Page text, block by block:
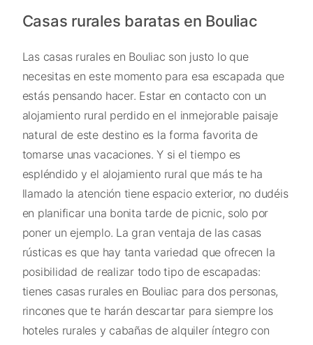
Casas rurales baratas en Bouliac
Las casas rurales en Bouliac son justo lo que
necesitas en este momento para esa escapada que
estás pensando hacer. Estar en contacto con un
alojamiento rural perdido en el inmejorable paisaje
natural de este destino es la forma favorita de
tomarse unas vacaciones. Y si el tiempo es
espléndido y el alojamiento rural que más te ha
llamado la atención tiene espacio exterior, no dudéis
en planificar una bonita tarde de picnic, solo por
poner un ejemplo. La gran ventaja de las casas
rústicas es que hay tanta variedad que ofrecen la
posibilidad de realizar todo tipo de escapadas:
tienes casas rurales en Bouliac para dos personas,
rincones que te harán descartar para siempre los
hoteles rurales y cabañas de alquiler íntegro con